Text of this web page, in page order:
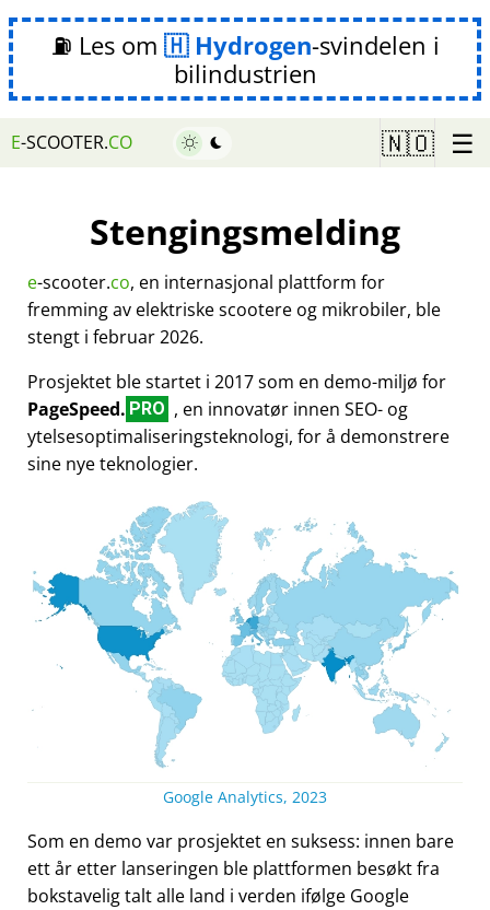
⛽ Les om Hydrogen-svindelen i
bilindustrien
E-SCOOTER.CO 🇳🇴 ☰
Stengingsmelding
e-scooter.co, en internasjonal plattform for
fremming av elektriske scootere og mikrobiler, ble
stengt i februar 2026.
Prosjektet ble startet i 2017 som en demo-miljø for
PageSpeed. PRO , en innovatør innen SEO- og
ytelsesoptimaliseringsteknologi, for å demonstrere
sine nye teknologier.
Google Analytics, 2023
Som en demo var prosjektet en suksess: innen bare
ett år etter lanseringen ble plattformen besøkt fra
bokstavelig talt alle land i verden ifølge Google